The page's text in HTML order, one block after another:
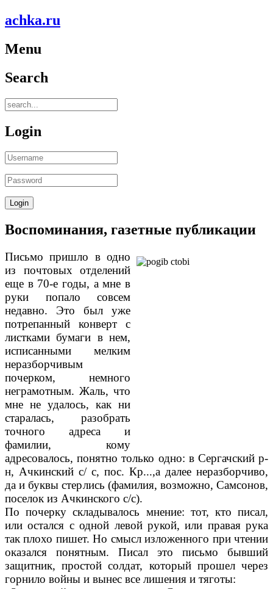
achka.ru
Menu
Search
Login
Воспоминания, газетные публикации
Письмо пришло в одно
из почтовых отде­лений
еще в 70-е годы, а мне в
руки попало совсем
недавно. Это был уже
потрепанный конверт с
листками бумаги в нем,
исписан­ными мелким
неразборчивым
почерком, немно­го
неграмотным. Жаль, что
мне не удалось, как ни
старалась, разобрать
точного адре­са и
фамилии, кому
адресовалось, понятно только одно: в Сергачский р-
н, Ачкинский с/ с, пос. Кр...,а далее неразборчиво,
да и буквы стерлись (фамилия, возможно, Самсонов,
поселок из Ачкинского с/с).
По почерку складывалось мнение: тот, кто писал,
или остался с одной левой рукой, или правая рука
так плохо пишет. Но смысл из­ложенного при чтении
оказался понятным. Писал это письмо бывший
защитник, про­стой солдат, который прошел через
горни­ло войны и вынес все лишения и тяготы: